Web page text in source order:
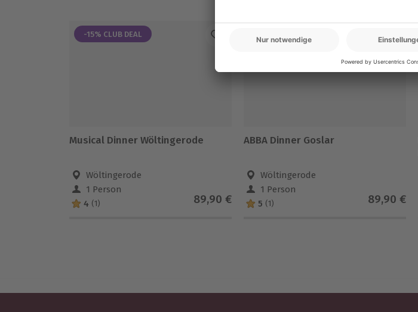
-15% CLUB DEAL
Musical Dinner Wöltingerode
Wöltingerode
1 Person
4 (1) 89,90 €
ABBA Dinner Goslar
Wöltingerode
1 Person
5 (1) 89,90 €